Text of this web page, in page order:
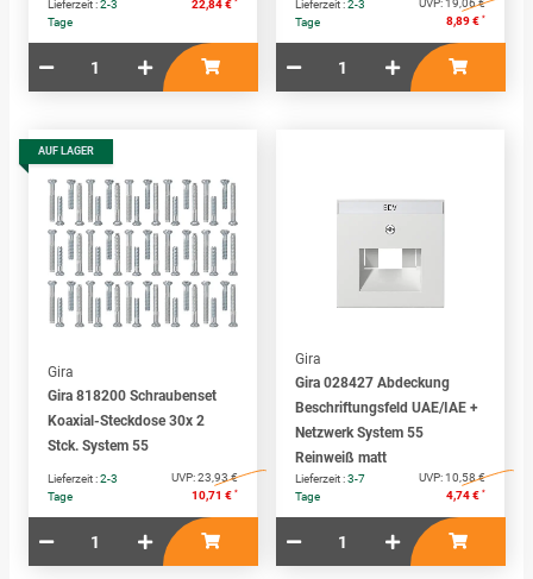
Lieferzeit :2-3
Tage
22,84 € Lieferzeit :2-3
Tage
UVP:19,06 €
8,89 € *
AUF LAGER
Gira
Gira 818200 Schraubenset
Koaxial-Steckdose 30x 2
Stck. System 55
Lieferzeit :2-3
Tage
UVP:23,93 €
10,71 € *
Gira
Gira 028427 Abdeckung
Beschriftungsfeld UAE/IAE +
Netzwerk System 55
Reinweiß matt
Lieferzeit :3-7
Tage
UVP:10,58 €
4,74 € *